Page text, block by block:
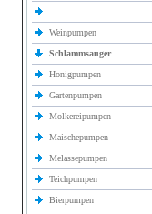
Weinpumpen
Schlammsauger
Honigpumpen
Gartenpumpen
Molkereipumpen
Maischepumpen
Melassepumpen
Teichpumpen
Bierpumpen